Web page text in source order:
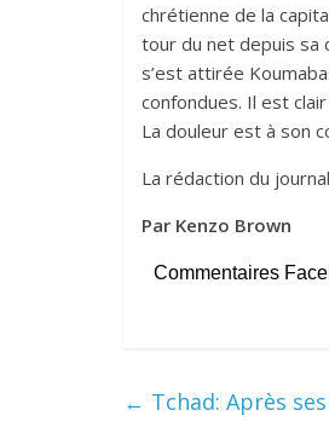
chrétienne de la
tour du net depuis sa
s’est attirée
confondues. Il est
La douleur est à son
La rédaction du
Par Kenzo Brown
Commentaires
← Tchad: Après